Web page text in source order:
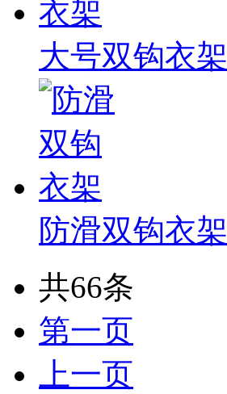
大号双钩衣架
防滑双钩衣架
共66条
第一页
上一页